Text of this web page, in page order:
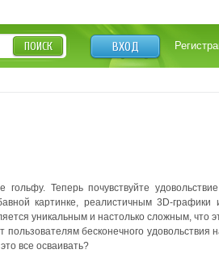
ВХОД
ПОИСК
гольфу. Теперь почувствуйте
картинке, реалистичным 3D-
уникальным и настолько сложным, что
пользователям бесконечного
все осваивать?